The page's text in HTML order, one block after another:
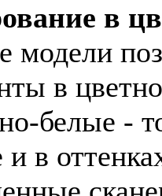
в
модели
в
белые -
в